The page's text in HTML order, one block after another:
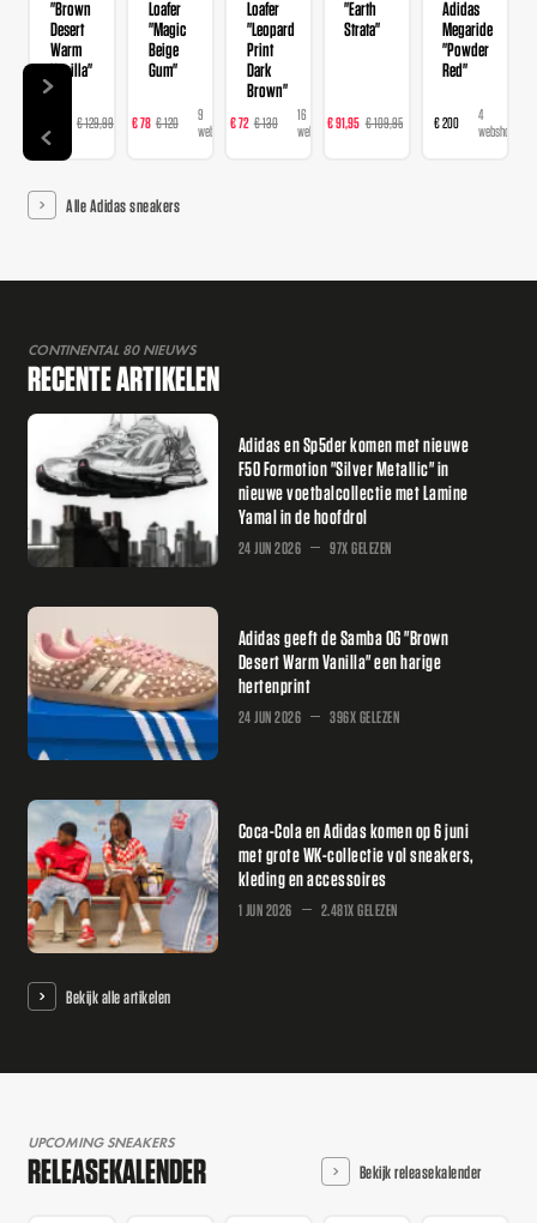
"Brown
Desert
Warm
Vanilla"
€ 129,99
14
webshops
Loafer
"Magic
Beige
Gum"
€ 78 € 120
9
webshops
Loafer
"Leopard
Print
Dark
Brown"
€ 72 € 130
16
webshops
"Earth
Strata"
€ 91,95 € 109,95
webshops
Adidas
Megaride
"Powder
Red"
€ 200
4
webshops
Alle Adidas sneakers
CONTINENTAL 80 NIEUWS
RECENTE ARTIKELEN
Adidas en Sp5der komen met nieuwe
F50 Formotion "Silver Metallic" in
nieuwe voetbalcollectie met Lamine
Yamal in de hoofdrol
24 JUN 2026 97X GELEZEN
Adidas geeft de Samba OG "Brown
Desert Warm Vanilla" een harige
hertenprint
24 JUN 2026 396X GELEZEN
Coca-Cola en Adidas komen op 6 juni
met grote WK-collectie vol sneakers,
kleding en accessoires
1 JUN 2026 2.481X GELEZEN
Bekijk alle artikelen
UPCOMING SNEAKERS
RELEASEKALENDER Bekijk releasekalender